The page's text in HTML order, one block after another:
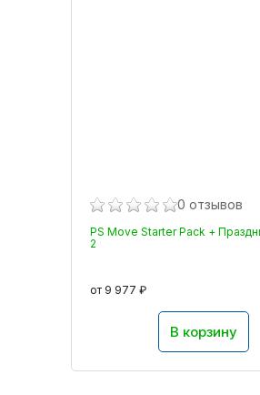
0 отзывов
PS Move Starter Pack +
2
от 9 977 ₽
В корзину